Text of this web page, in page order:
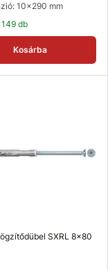
10x290 mm
149 db
Kosárba
SXRL 8x80